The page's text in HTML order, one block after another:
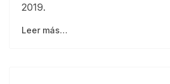
2019.
Leer más…